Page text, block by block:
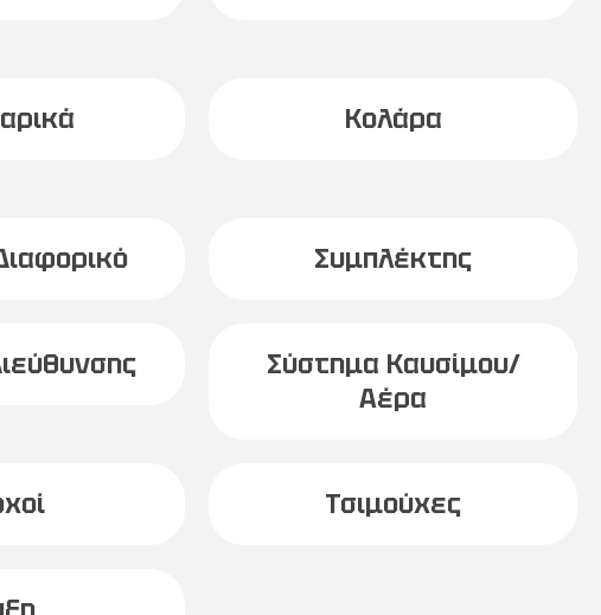
Κολάρα
Συμπλέκτης
Σύστημα Καυσίμου/
Αέρα
Τσιμούχες